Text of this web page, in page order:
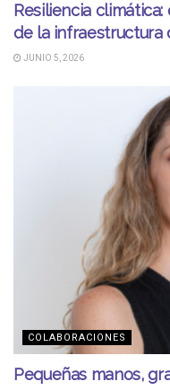
Resiliencia
de la infraestructura
JUNIO 5, 2026
COLABORACIONES
Pequeñas manos,